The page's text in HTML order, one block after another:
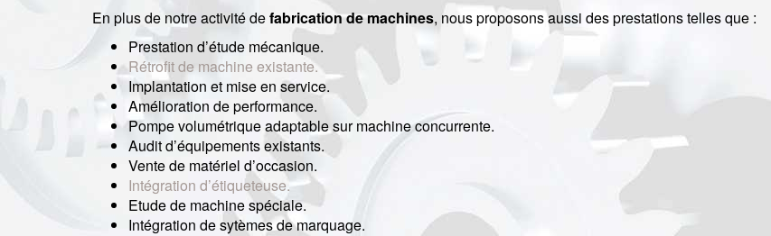
En plus de notre activité defabrication de machines, nous proposons aussi des prestations telles que :
Prestation d’étude mécanique.
Rétrofit de machine existante.
Implantation et mise en service.
Amélioration de performance.
Pompe volumétrique adaptable sur machine concurrente.
Audit d’équipements existants.
Vente de matériel d’occasion.
Intégration d’étiqueteuse.
Etude de machine spéciale.
Intégration de sytèmes de marquage.